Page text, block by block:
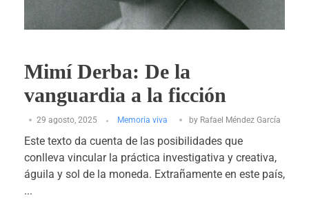
Mimí Derba: De la
vanguardia a la ficción
29 agosto, 2025 Memoria viva by Rafael Méndez García
Este texto da cuenta de las posibilidades que
conlleva vincular la práctica investigativa y creativa,
águila y sol de la moneda. Extrañamente en este país,
...